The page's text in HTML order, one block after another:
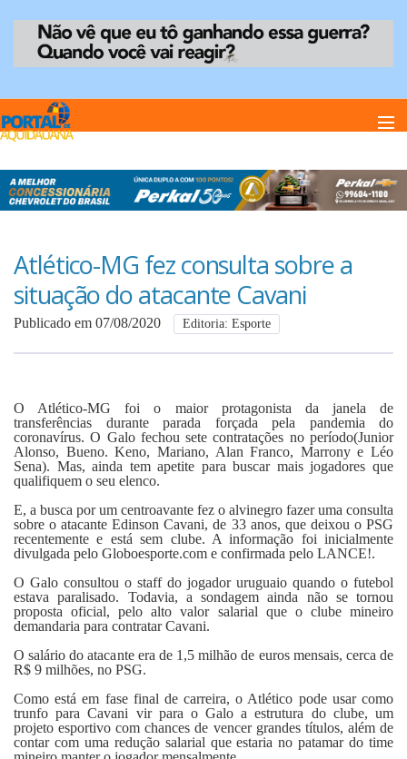
Home
Anuncie
Anuncie
Fale Conosco
Atlético-MG fez consulta sobre a
situação do atacante Cavani
Publicado em 07/08/2020 Editoria: Esporte
O Atlético-MG foi o maior protagonista da janela de
transferências durante parada forçada pela pandemia do
coronavírus. O Galo fechou sete contratações no período(Junior
Alonso, Bueno. Keno, Mariano, Alan Franco, Marrony e Léo
Sena). Mas, ainda tem apetite para buscar mais jogadores que
qualifiquem o seu elenco.
E, a busca por um centroavante fez o alvinegro fazer uma consulta
sobre o atacante Edinson Cavani, de 33 anos, que deixou o PSG
recentemente e está sem clube. A informação foi inicialmente
divulgada pelo Globoesporte.com e confirmada pelo LANCE!.
O Galo consultou o staff do jogador uruguaio quando o futebol
estava paralisado. Todavia, a sondagem ainda não se tornou
proposta oficial, pelo alto valor salarial que o clube mineiro
demandaria para contratar Cavani.
O salário do atacante era de 1,5 milhão de euros mensais, cerca de
R$ 9 milhões, no PSG.
Como está em fase final de carreira, o Atlético pode usar como
trunfo para Cavani vir para o Galo a estrutura do clube, um
projeto esportivo com chances de vencer grandes títulos, além de
contar com uma redução salarial que estaria no patamar do time